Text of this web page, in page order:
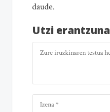
daude.
Utzi erantzuna